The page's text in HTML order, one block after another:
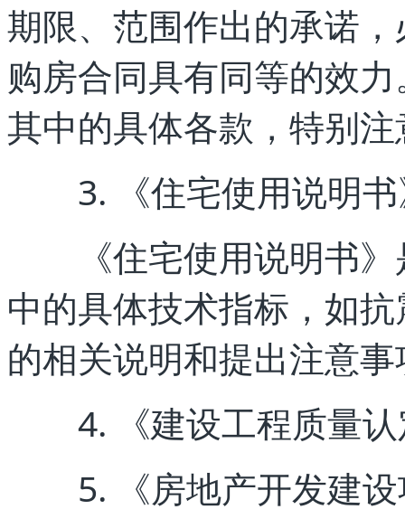
期限、范围作出的承诺
购房合同具有同等的效
其中的具体各款，特别
3. 《住宅使用说明书
《住宅使用说明书》
中的具体技术指标，如
的相关说明和提出注意
4. 《建设工程质量认
5. 《房地产开发建设